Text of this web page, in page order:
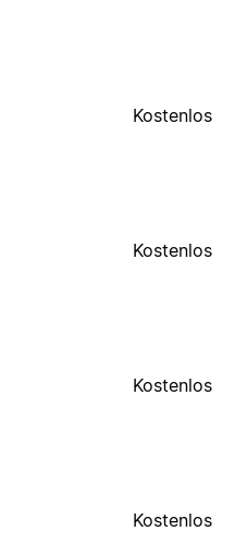
Kostenlos
Kostenlos
Kostenlos
Kostenlos